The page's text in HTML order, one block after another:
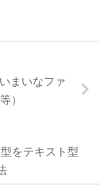
まいなファ
）
をテキスト型